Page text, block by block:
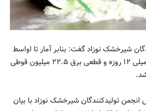
شیرخشک نوزاد گفت: بنابر آمار تا اواسط
تیرماه به رغم جنگ تحمیلی ۱۲ روزه و قطعی برق ۲۲.۵ میلیون قوطی
تولیدکنندگان شیرخشک نوزاد با بیان